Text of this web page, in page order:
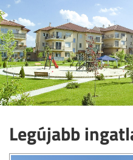
Legújabb